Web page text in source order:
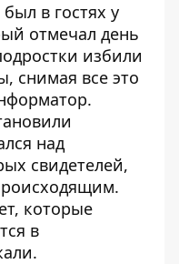
в гостях у
отмечал день
избили
снимая все это
.
над
свидетелей,
которые
в